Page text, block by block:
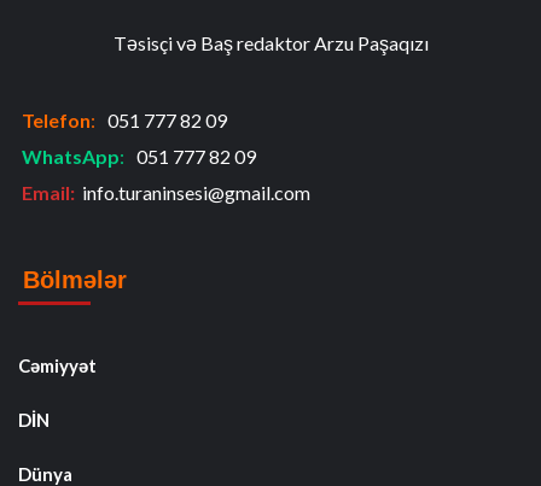
Təsisçi və Baş redaktor Arzu Paşaqızı
Telefon: 051 777 82 09
WhatsApp: 051 777 82 09
Email: info.turaninsesi@gmail.com
Bölmələr
Cəmiyyət
DİN
Dünya